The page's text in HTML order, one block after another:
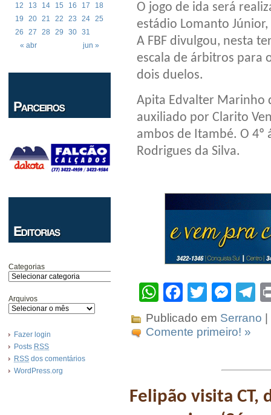
« abr jun »
12
13 14 15 16 17
18
19
20 21 22 23 24 25
26
27 28 29 30 31
Categorias
Arquivos
Fazer login
Posts RSS
RSS dos comentários
WordPress.org
O jogo de ida será
estádio Lomanto Júnior,
A FBF divulgou, nesta
escala de árbitros para
dois duelos.
Apita Edvalter Marinho
auxiliado por Clarito
ambos de Itambé. O
Rodrigues da Silva.
WhatsApp
Facebook
Twitter
Publicado em Serrano
Comente primeiro! »
Felipão visita CT,